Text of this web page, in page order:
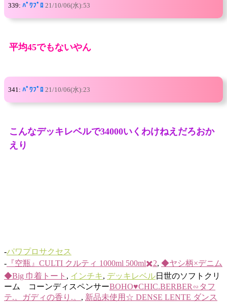
339: ﾊﾟﾜﾌﾟﾛ 21/10/06(水):53
平均45でもないやん
341: ﾊﾟﾜﾌﾟﾛ 21/10/06(水):23
こんなデッキレベルで34000いくわけねえだろおか
えり
-パワプロサクセス
- 『空瓶』CULTI クルティ 1000ml 500ml✖️2, ◆ヤシ柄×デニム
◆Big 巾着トート , インチキ, デッキレベル日世のソフトクリ
ーム コーンディスペンサーBOHO♥CHIC.BERBER∽タフ
テ.。ガディの香り.。 , 新品未使用☆ DENSE LENTE ダンス